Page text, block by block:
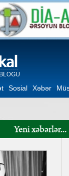
Sosial Xəbər